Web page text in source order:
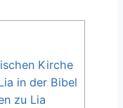
Kirche
in der Bibel
zu Lia